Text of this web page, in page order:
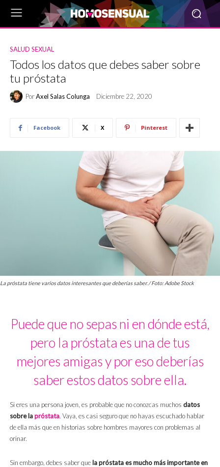
SALUD SEXUAL
Todos los datos que debes saber sobre
tu próstata
PorAxel Salas Colunga Diciembre 22, 2020
Facebook X Pinterest
La próstata tiene varios datos interesantes que deberías saber. / Foto: Adobe Stock
Puede que no sepas ni en dónde está,
pero la próstata es una de tus
mejores amigas y por eso deberías
saber estos datos sobre ella.
Si eres una persona joven, es probable que no conozcas muchos datos
sobre lapróstata. Vaya, es casi seguro que no hayas escuchado hablar
de ella más que en historias sobre hombres mayores con problemas al
orinar.
Sin embargo, debes saber que la próstata es mucho más importante en